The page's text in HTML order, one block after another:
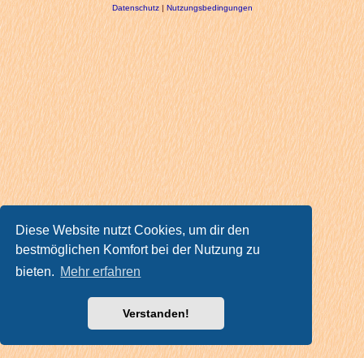
Diese Website nutzt Cookies, um dir den
bestmöglichen Komfort bei der Nutzung zu
bieten. Mehr erfahren
Verstanden!
Datenschutz|Nutzungsbedingungen